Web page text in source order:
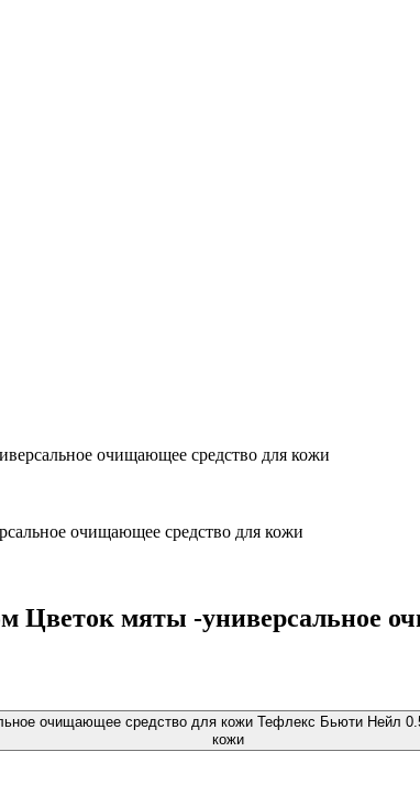
очищающее средство для кожи
Цветок мяты -универсальное
Тефлекс Бьюти Нейл
кожи